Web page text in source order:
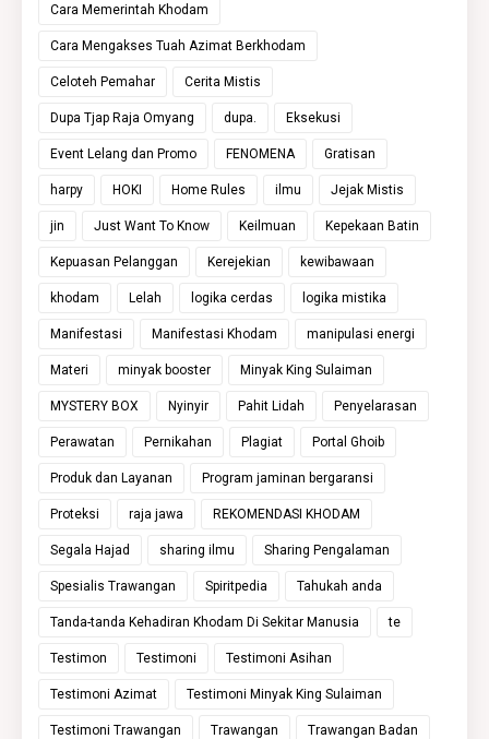
Cara Memerintah Khodam
Cara Mengakses Tuah Azimat Berkhodam
Celoteh Pemahar Cerita Mistis
Dupa Tjap Raja Omyang dupa. Eksekusi
Event Lelang dan Promo FENOMENA Gratisan
harpy HOKI Home Rules ilmu Jejak Mistis
jin Just Want To Know Keilmuan Kepekaan Batin
Kepuasan Pelanggan Kerejekian kewibawaan
khodam Lelah logika cerdas logika mistika
Manifestasi Manifestasi Khodam manipulasi energi
Materi minyak booster Minyak King Sulaiman
MYSTERY BOX Nyinyir Pahit Lidah Penyelarasan
Perawatan Pernikahan Plagiat Portal Ghoib
Produk dan Layanan Program jaminan bergaransi
Proteksi raja jawa REKOMENDASI KHODAM
Segala Hajad sharing ilmu Sharing Pengalaman
Spesialis Trawangan Spiritpedia Tahukah anda
Tanda-tanda Kehadiran Khodam Di Sekitar Manusia te
Testimon Testimoni Testimoni Asihan
Testimoni Azimat Testimoni Minyak King Sulaiman
Testimoni Trawangan Trawangan Trawangan Badan